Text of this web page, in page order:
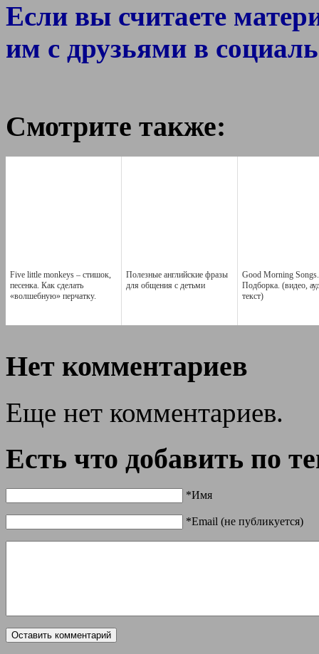
Если вы считаете
им с друзьями в
Смотрите также:
Five little monkeys – стишок,
песенка. Как сделать
«волшебную» перчатку.
Полезные английские фразы
для общения с детьми
Good Morning Songs.
Подборка. (видео,
текст)
Нет комментариев
Еще нет комментариев.
Есть что добавить по
*Имя
*Email (не публикуется)